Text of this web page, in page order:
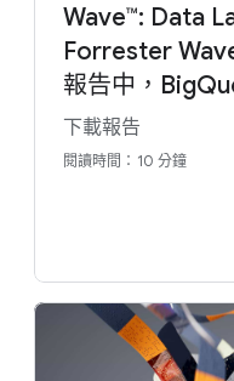
Wave™: Data
Forrester
報告中，
下載報告
閱讀時間：10 分鐘